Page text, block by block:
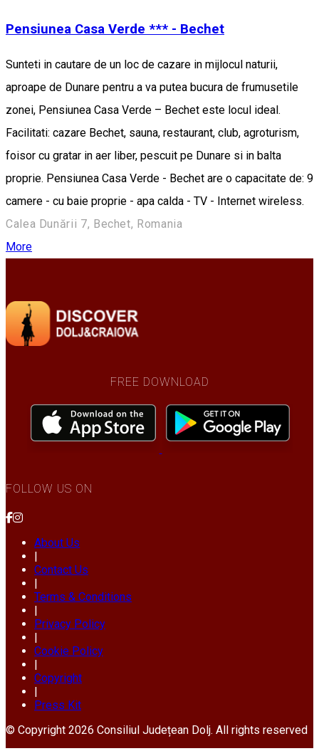
Pensiunea Casa Verde *** - Bechet
Sunteti in cautare de un loc de cazare in mijlocul naturii,
aproape de Dunare pentru a va putea bucura de frumusetile
zonei, Pensiunea Casa Verde – Bechet este locul ideal.
Facilitati: cazare Bechet, sauna, restaurant, club, agroturism,
foisor cu gratar in aer liber, pescuit pe Dunare si in balta
proprie. Pensiunea Casa Verde - Bechet are o capacitate de: 9
camere - cu baie proprie - apa calda - TV - Internet wireless.
Calea Dunării 7, Bechet, Romania
More
FREE DOWNLOAD
FOLLOW US ON
About Us
|
Contact Us
|
Terms & Conditions
|
Privacy Policy
|
Cookie Policy
|
Copyright
|
Press Kit
© Copyright 2026 Consiliul Județean Dolj. All rights reserved